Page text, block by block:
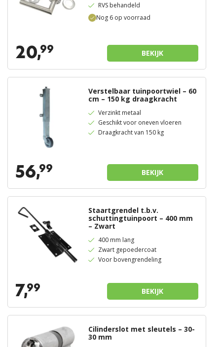
Nog 6 op voorraad
RVS behandeld
20,99 BEKIJK
Verstelbaar tuinpoortwiel – 60
cm – 150 kg draagkracht
Verzinkt metaal
Geschikt voor oneven vloeren
Draagkracht van 150 kg
56,99 BEKIJK
Staartgrendel t.b.v.
schuttingtuinpoort – 400 mm
– Zwart
400 mm lang
Zwart gepoedercoat
Voor bovengrendeling
7,99 BEKIJK
Cilinderslot met sleutels – 30-
30 mm